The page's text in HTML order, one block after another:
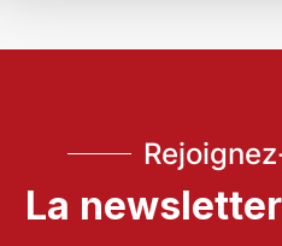
La